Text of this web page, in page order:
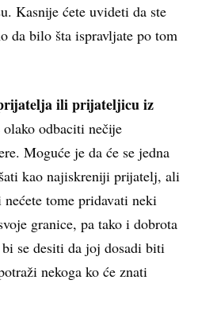
Kasnije ćete uvideti da ste
da bilo šta ispravljate po tom
ili prijateljicu iz
olako odbaciti nečije
Moguće je da će se jedna
kao najiskreniji prijatelj, ali
tome pridavati neki
granice, pa tako i dobrota
se desiti da joj dosadi biti
nekoga ko će znati